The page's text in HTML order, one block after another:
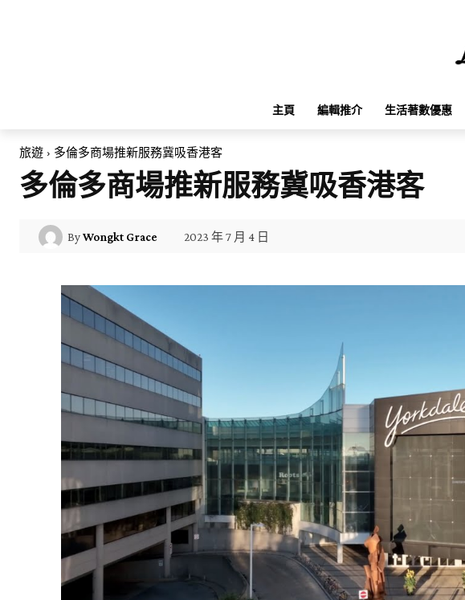
主頁 編輯推介 生活著數優惠
旅遊 多倫多商場推新服務冀吸香港客
多倫多商場推新服務冀吸香港客
ByWongkt Grace 2023 年 7 月 4 日